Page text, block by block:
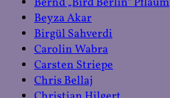
Beyza Akar
Birgül Sahverdi
Carolin Wabra
Carsten Striepe
Chris Bellaj